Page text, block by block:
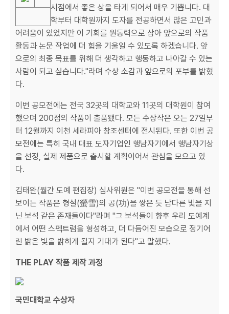
시점에서 좋은 상을 타게 되어서 매우 기쁩니다. 대
학부터 대학원까지 도자를 전공하면서 많은 고민과
어려움이 있었지만 이 기회를 원동력으로 삼아 앞으로의 작품
활동과 논문 작업에 더 힘을 기울일 수 있도록 하겠습니다. 앞
으로의 최종 목표를 위해 더 생각하고 행동하고 나아갈 수 있는
사람이 되고 싶습니다."라며 수상 소감과 앞으로의 포부를 밝혔
다.
이번 공모전에는 전국 32곳의 대학교와 11곳의 대학원이 참여
했으며 200점의 작품이 출품됐다. 모든 수상작은 오는 27일부
터 12월까지 이천 세라피아 창조센터에 전시된다. 또한 이번 공
모전에는 특히 국내 대표 도자기업인 행남자기에서 행남자기상
을 선정, 실제 제품으로 출시할 계획이어서 관심을 모으고 있
다.
김태완(월간 도예 편집장) 심사위원은 "이번 공모전을 통해 선
보이는 작품은 형설(螢雪)의 공(功)을 쌓은 듯 남다른 빛을 지
닌 보석 같은 존재들이다"라며 "그 보석들이 향후 우리 도예계
에서 어떤 스펙트럼을 형성하고, 더 다듬어진 모습으로 정기어
린 밝은 빛을 밝히게 될지 기대가 된다"고 말했다.
THE PLAY 작품 제작 과정
국민대학교 수상자